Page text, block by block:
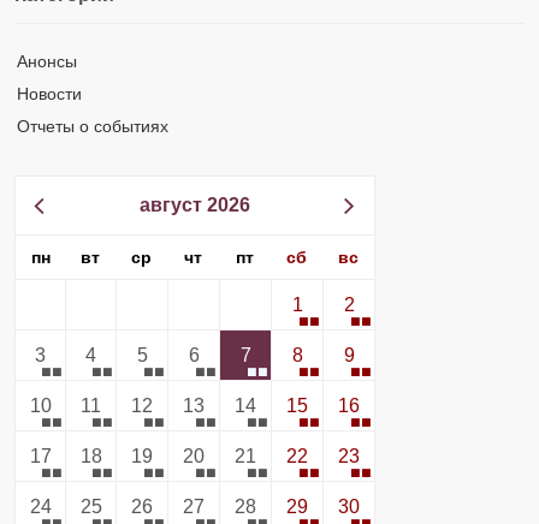
Анонсы
Новости
Отчеты о событиях
август 2026
пн вт ср чт пт сб вс
1 2
3 4 5 6 7 8 9
10 11 12 13 14 15 16
17 18 19 20 21 22 23
24 25 26 27 28 29 30